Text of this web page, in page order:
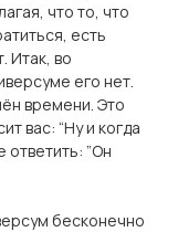
что то, что
есть
Итак, во
его нет.
времени. Это
вас: “Ну и когда
ответить: ”Он
бесконечно